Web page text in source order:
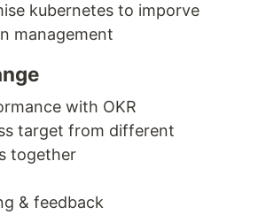
kubernetes to imporve
management
with OKR
target from different
together
& feedback